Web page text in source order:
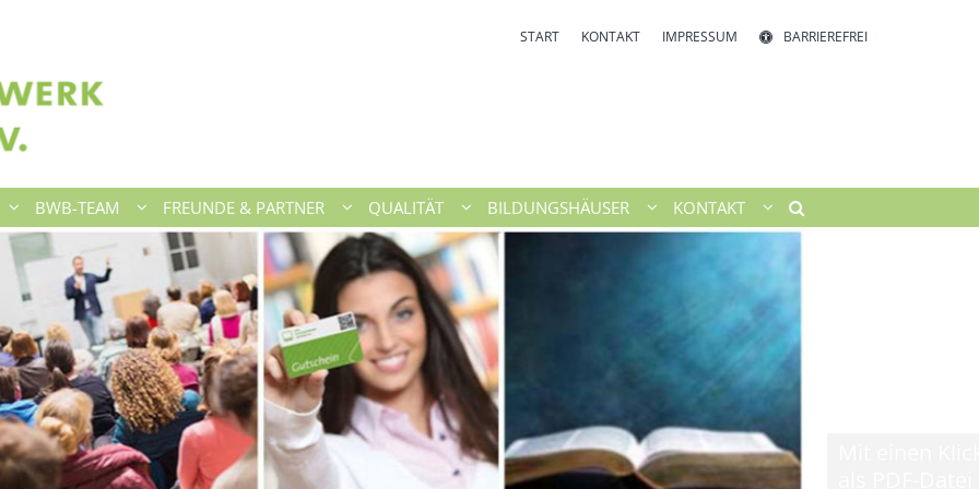
START KONTAKT IMPRESSUM BARRIEREFREI
BWB-TEAM FREUNDE & PARTNER QUALITÄT BILDUNGSHÄUSER KONTAKT
das Jahresprogramm
heruntergeladen.